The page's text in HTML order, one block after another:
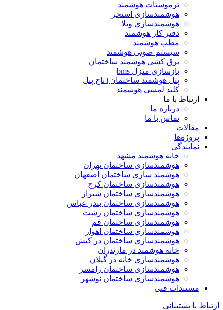
ترموستات هوشمند
هوشمندسازی استخر
هوشمندسازی ویلا
دفتر کار هوشمند
مطب هوشمند
سیستم صوتی هوشمند
برق کشی هوشمند ساختمان
بازسازی منزل bms
پنل هوشمند ساختمان | تاچ پنل
کلید لمسی هوشمند
ارتباط با ما
درباره ما
تماس با ما
مقالات
پروژه‌ها
نمایندگی
خانه هوشمند مشهد
هوشمندسازی ساختمان تهران
هوشمند سازی ساختمان اصفهان
هوشمندسازی ساختمان کرج
هوشمندسازی ساختمان شیراز
هوشمندسازی ساختمان بندر عباس
هوشمندسازی ساختمان رشت
هوشمندسازی ساختمان قم
هوشمندسازی ساختمان اهواز
هوشمندسازی ساختمان در کیش
خانه هوشمند در مازندران
هوشمندسازی خانه در گیلان
هوشمندسازی ساختمان رامسر
هوشمندسازی ساختمان نوشهر
مستندات فنی
ارتباط با پشتیبانی